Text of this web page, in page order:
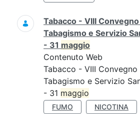
Tabacco - VIII
Tabagismo e Servizio
- 31 maggio
Contenuto Web
Tabacco - VIII Convegno
Tabagismo e Servizio
- 31 maggio
FUMO NICOTINA